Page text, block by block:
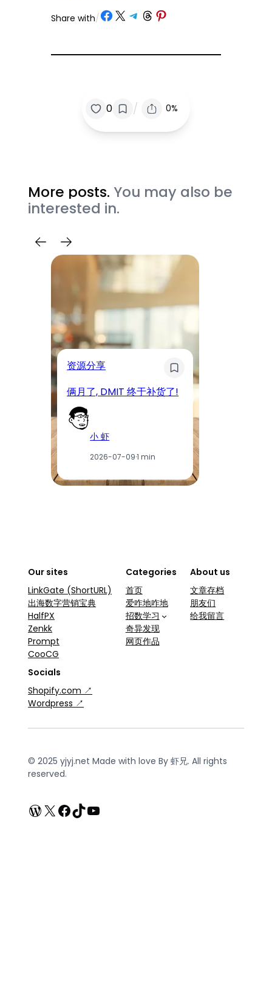
Share with/ Share on Facebook
Share on X Share on Telegram
Share on Threads
Share on Pinterest
0 / 0%
More posts. You may also be
interested in.
资源分享
俩月了, DMIT 终于补货了!
小 虾
2026-07-09·1 min
Our sites
LinkGate (ShortURL)
出海数字营销宝典
HalfPX
Zenkk
Prompt
CooCG
Categories
首页
爱咋地咋地
招数学习
奇异发现
网页作品
About us
文章存档
朋友们
给我留言
Socials
Shopify.com ↗
Wordpress ↗
© 2025 yjyj.net Made with love By 虾兄. All rights
reserved.
WordPress
X Facebook
TikTokYouTube